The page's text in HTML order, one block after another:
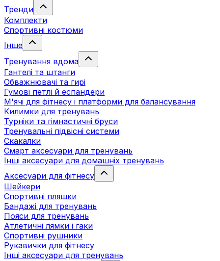
Тренди
Комплекти
Спортивні костюми
Інше
Тренування вдома
Гантелі та штанги
Обважнювачі та гирі
Гумові петлі й еспандери
М'ячі для фітнесу і платформи для балансування
Килимки для тренувань
Турніки та гімнастичні бруси
Тренувальні підвісні системи
Скакалки
Смарт аксесуари для тренувань
Інші аксесуари для домашніх тренувань
Аксесуари для фітнесу
Шейкери
Спортивні пляшки
Бандажі для тренувань
Пояси для тренувань
Атлетичні лямки і гаки
Спортивні рушники
Рукавички для фітнесу
Інші аксесуари для тренувань